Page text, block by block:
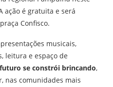
ação é gratuita e será
Confisco.
musicais,
leitura e espaço de
se constrói brincando,
nas comunidades mais